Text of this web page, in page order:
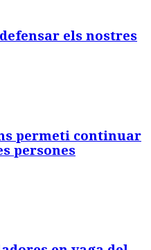
els nostres
permeti continuar
persones